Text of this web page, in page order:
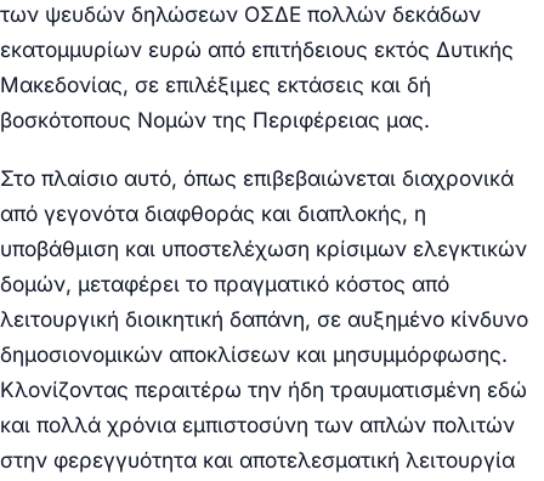
των ψευδών δηλώσεων ΟΣΔΕ πολλών δεκάδων
εκατομμυρίων ευρώ από επιτήδειους εκτός Δυτικής
Μακεδονίας, σε επιλέξιμες εκτάσεις και δή
βοσκότοπους Νομών της Περιφέρειας μας.
Στο πλαίσιο αυτό, όπως επιβεβαιώνεται διαχρονικά
από γεγονότα διαφθοράς και διαπλοκής, η
υποβάθμιση και υποστελέχωση κρίσιμων ελεγκτικών
δομών, μεταφέρει το πραγματικό κόστος από
λειτουργική διοικητική δαπάνη, σε αυξημένο κίνδυνο
δημοσιονομικών αποκλίσεων και μησυμμόρφωσης.
Κλονίζοντας περαιτέρω την ήδη τραυματισμένη εδώ
και πολλά χρόνια εμπιστοσύνη των απλών πολιτών
στην φερεγγυότητα και αποτελεσματική λειτουργία